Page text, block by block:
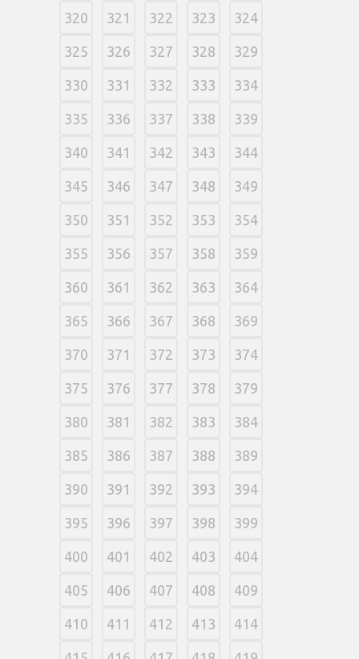
320 321 322 323 324
325 326 327 328 329
330 331 332 333 334
335 336 337 338 339
340 341 342 343 344
345 346 347 348 349
350 351 352 353 354
355 356 357 358 359
360 361 362 363 364
365 366 367 368 369
370 371 372 373 374
375 376 377 378 379
380 381 382 383 384
385 386 387 388 389
390 391 392 393 394
395 396 397 398 399
400 401 402 403 404
405 406 407 408 409
410 411 412 413 414